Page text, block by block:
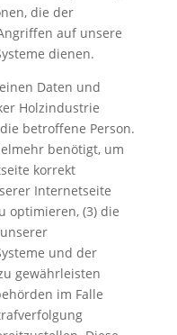
die der
auf unsere
dienen.
Daten und
Holzindustrie
betroffene Person.
benötigt, um
korrekt
Internetseite
optimieren, (3) die
und der
gewährleisten
im Falle